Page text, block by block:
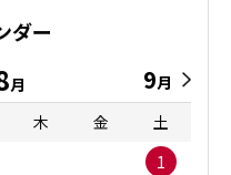
ダー
月 9月
木 金
土
1